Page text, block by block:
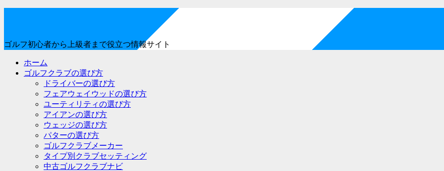
ゴルフ初心者から上級者まで役立つ情報サイト
ホーム
ゴルフクラブの選び方
ドライバーの選び方
フェアウェイウッドの選び方
ユーティリティの選び方
アイアンの選び方
ウェッジの選び方
パターの選び方
ゴルフクラブメーカー
タイプ別クラブセッティング
中古ゴルフクラブナビ